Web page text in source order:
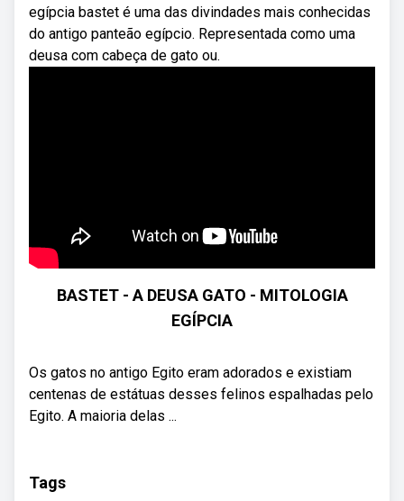
egípcia bastet é uma das divindades mais conhecidas
do antigo panteão egípcio. Representada como uma
deusa com cabeça de gato ou.
BASTET - A DEUSA GATO - MITOLOGIA
EGÍPCIA
Os gatos no antigo Egito eram adorados e existiam
centenas de estátuas desses felinos espalhadas pelo
Egito. A maioria delas ...
Tags